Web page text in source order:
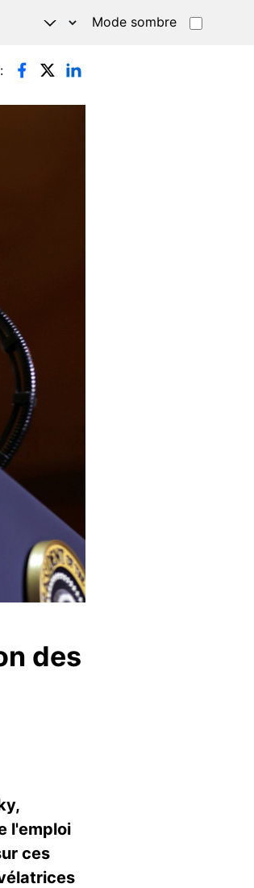
Mode sombre
des
l'emploi
ces